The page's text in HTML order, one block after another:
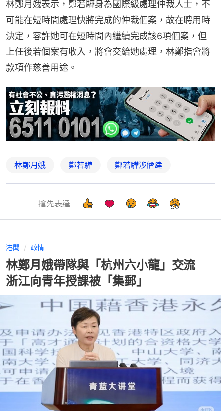
林鄭月娥表示，鄭若驊身為國際級處理仲裁人士，不
可能在短時間處理快將完成的仲裁個案，故在聘用時
決定，容許她可在短時間內繼續完成該6項個案，但
上任後若個案有收入，將會交給她處理，林鄭指會將
款項作慈善用途。
林鄭月娥 鄭若驊 鄭若驊涉僭建
搶先表達
港聞 政情
林鄭月娥帶隊與「杭州六小龍」交流
浙江向青年授課被「集郵」